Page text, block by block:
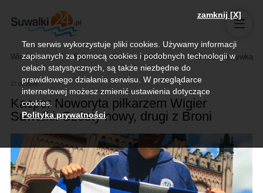
Wiadomości Sport Biznes, rolnictwo Kultura i rozrywka
27.06.2026
Kacper Noworyta piłkarzem Wigier
Suwałki. Szósty nowy, drugi z Broni
zamknij [X]
Ten serwis wykorzystuje pliki cookies. Używamy informacji
zapisanych za pomocą cookies i podobnych technologii w
celach statystycznych, są także niezbędne do
prawidłowego działania serwisu. W przeglądarce
internetowej możesz zmienić ustawienia dotyczące
cookies.
Polityka prywatności.